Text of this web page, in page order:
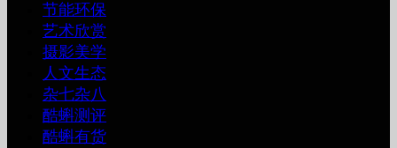
节能环保
艺术欣赏
摄影美学
人文生态
杂七杂八
酷蝌测评
酷蝌有货